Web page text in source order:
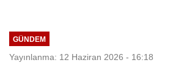
GÜNDEM
Yayınlanma: 12 Haziran 2026 - 16:18